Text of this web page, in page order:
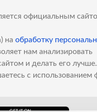
официальным
на обработку
нам анализировать
и делать его
с использованием